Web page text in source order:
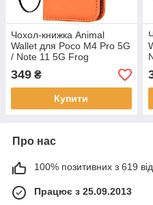
Чохол-книжка Animal
Wallet для Poco M4 Pro 5G
/ Note 11 5G Frog
349 ₴
Купити
Про нас
100% позитивних з 619
Працює з 25.09.2013